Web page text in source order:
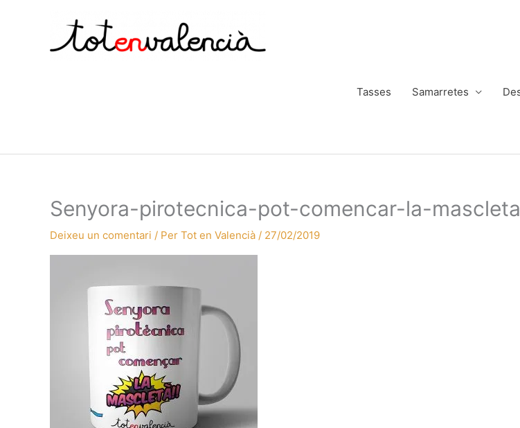
Tasses Samarretes
Senyora-pirotecnica-pot-comencar-la-
Deixeu un comentari / Per Tot en Valencià / 27/02/2019